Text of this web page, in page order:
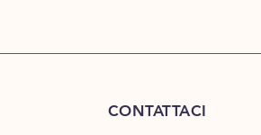
CONTATTACI